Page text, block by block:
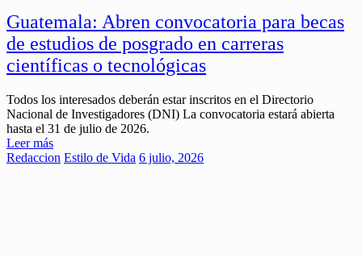
Guatemala: Abren convocatoria para becas
de estudios de posgrado en carreras
científicas o tecnológicas
Todos los interesados deberán estar inscritos en el Directorio
Nacional de Investigadores (DNI) La convocatoria estará abierta
hasta el 31 de julio de 2026.
Leer más
Redaccion Estilo de Vida 6 julio, 2026